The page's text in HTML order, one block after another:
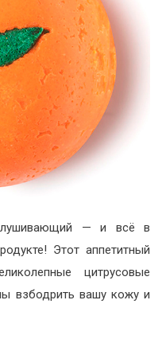
— и всё в
Этот аппетитный
цитрусовые
взбодрить вашу кожу и